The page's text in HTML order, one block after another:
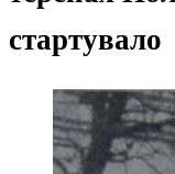
стартувало